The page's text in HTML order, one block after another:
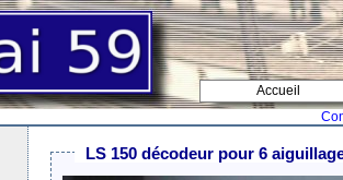
Accueil
LS 150 décodeur pour 6